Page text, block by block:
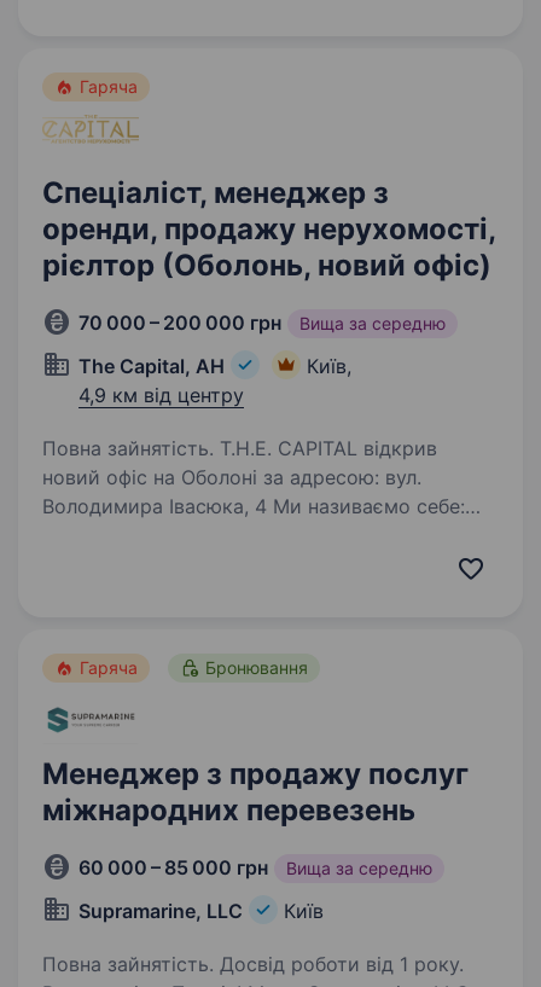
Гаряча
Спеціаліст, менеджер з
оренди, продажу нерухомості,
рієлтор (Оболонь, новий офіс)
70 000 – 200 000 грн Вища за середню
The Capital, АН
Київ,
4,9 км від центру
Повна зайнятість. T.H.E. CAPITAL відкрив
новий офіс на Оболоні за адресою: вул.
Володимира Івасюка, 4 Ми називаємо себе:
Гаряча Бронювання
Менеджер з продажу послуг
міжнародних перевезень
60 000 – 85 000 грн Вища за середню
Supramarine, LLC Київ
Повна зайнятість. Досвід роботи від 1 року.